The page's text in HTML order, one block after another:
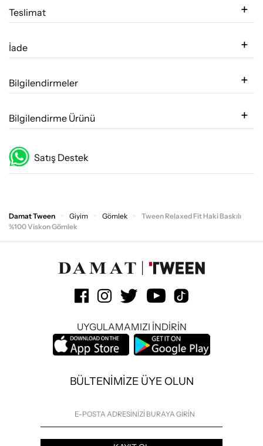
Teslimat
İade
Bilgilendirmeler
Bilgilendirme Ürünü
Satış Destek
Damat Tween Giyim Gömlek
Tween Relaxed Fit Haki Baskılı
%100 Viskon Gömlek
UYGULAMAMIZI İNDİRİN
BÜLTENİMİZE ÜYE OLUN